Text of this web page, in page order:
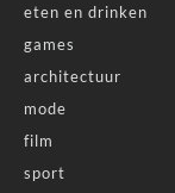
eten en drinken
games
architectuur
mode
film
sport